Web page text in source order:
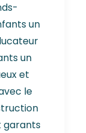
un
un
et
le
garants